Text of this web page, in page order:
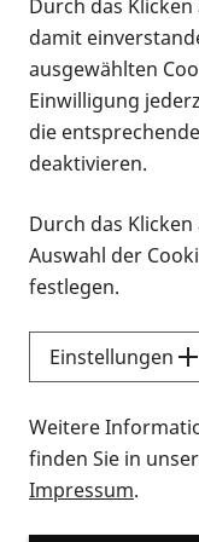
Infomaterial
Vorlesen
Durch das
damit
ausgewählten
Einwilligung
die
deaktivieren.
Durch das
Auswahl der
festlegen.
Einstellungen
Weitere
finden Sie in
Impressum.